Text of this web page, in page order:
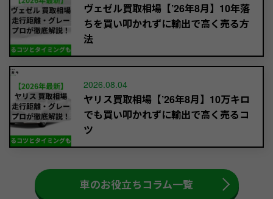
ヴェゼル買取相場【’26年8月】10年落
ちを買い叩かれずに輸出で高く売る方
法
2026.08.04
ヤリス買取相場【’26年8月】10万キロ
でも買い叩かれずに輸出で高く売るコ
ツ
車のお役立ちコラム一覧